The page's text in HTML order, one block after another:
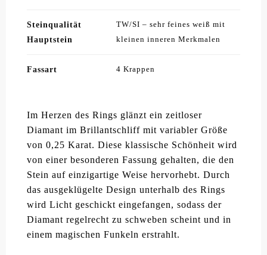
Steinqualität
Hauptstein
TW/SI – sehr feines weiß mit
kleinen inneren Merkmalen
Fassart 4 Krappen
Im Herzen des Rings glänzt ein zeitloser
Diamant im Brillantschliff mit variabler Größe
von 0,25 Karat. Diese klassische Schönheit wird
von einer besonderen Fassung gehalten, die den
Stein auf einzigartige Weise hervorhebt. Durch
das ausgeklügelte Design unterhalb des Rings
wird Licht geschickt eingefangen, sodass der
Diamant regelrecht zu schweben scheint und in
einem magischen Funkeln erstrahlt.